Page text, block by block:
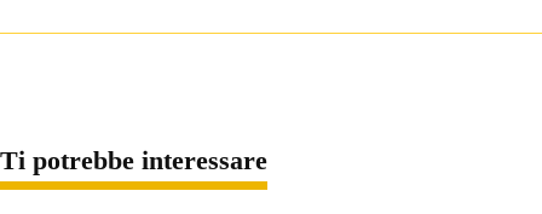
Ti potrebbe interessare